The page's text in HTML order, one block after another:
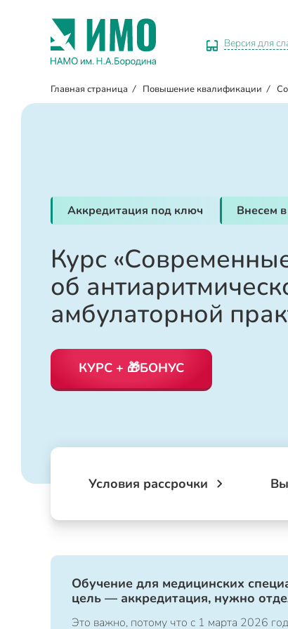
Версия для
Главная страница / Повышение квалификации /
Аккредитация под ключ Внесем
Курс
об
амбулаторной
КУРС + 🎁БОНУС
Условия рассрочки
Обучение для медицинских
цель — аккредитация, нужно
Это важно, потому что с 1 марта 2026